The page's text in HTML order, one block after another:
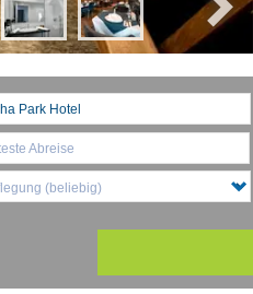
Abreise
(beliebig)